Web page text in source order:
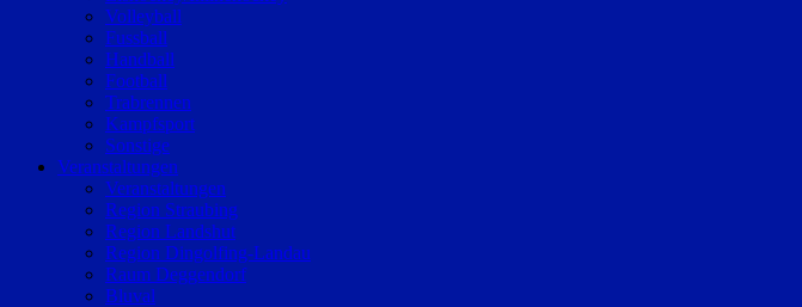
Volleyball
Fussball
Handball
Football
Trabrennen
Kampfsport
Sonstige
Veranstaltungen
Veranstaltungen
Region Straubing
Region Landshut
Region Dingolfing-Landau
Raum Deggendorf
Bluval